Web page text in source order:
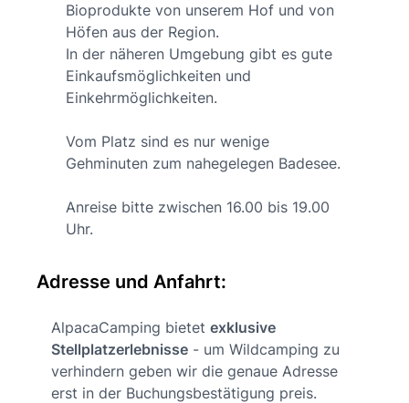
Bioprodukte von unserem Hof und von
Höfen aus der Region.
In der näheren Umgebung gibt es gute
Einkaufsmöglichkeiten und
Einkehrmöglichkeiten.
Vom Platz sind es nur wenige
Gehminuten zum nahegelegen Badesee.
Anreise bitte zwischen 16.00 bis 19.00
Uhr.
Adresse und Anfahrt:
AlpacaCamping bietet exklusive
Stellplatzerlebnisse - um Wildcamping zu
verhindern geben wir die genaue Adresse
erst in der Buchungsbestätigung preis.